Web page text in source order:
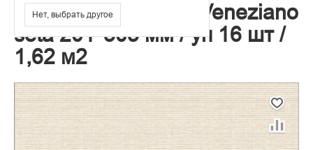
Нет, выбрать другое
Плитка настенная Veneziano
seta 201*505 мм / уп 16 шт /
1,62 м2